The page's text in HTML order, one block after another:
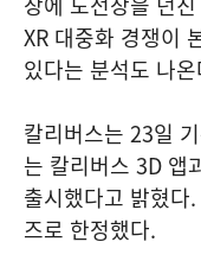
XR 대중화 경쟁이
있다는 분석도 나
칼리버스는 23일
는 칼리버스 3D 앱
출시했다고 밝혔다
즈로 한정했다.